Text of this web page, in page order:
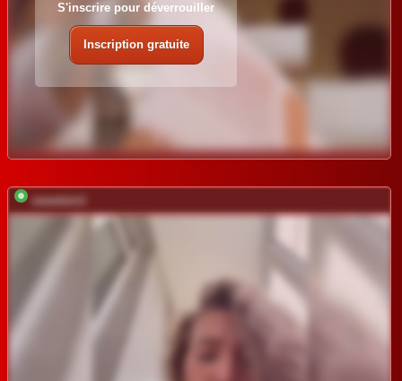
S'inscrire pour déverrouiller
Inscription gratuite
sweetsin1